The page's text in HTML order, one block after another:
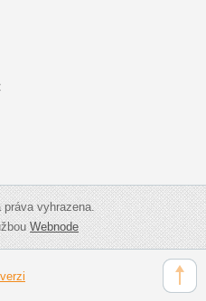
vyhrazena.
Webnode